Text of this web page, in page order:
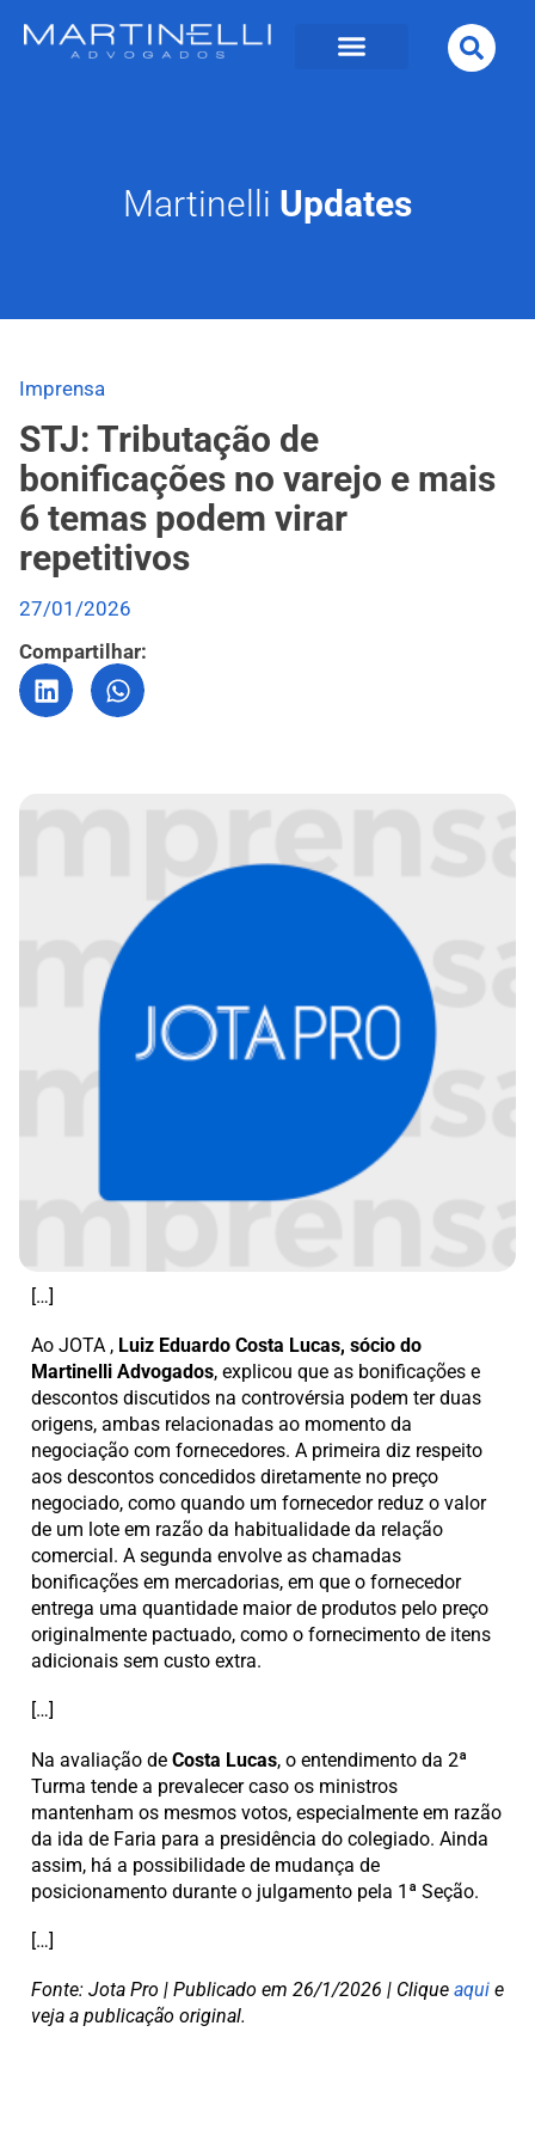
Martinelli Updates
Imprensa
STJ: Tributação de
bonificações no varejo e mais
6 temas podem virar
repetitivos
27/01/2026
Compartilhar:
[…]
Ao JOTA , Luiz Eduardo Costa Lucas, sócio do
Martinelli Advogados, explicou que as bonificações e
descontos discutidos na controvérsia podem ter duas
origens, ambas relacionadas ao momento da
negociação com fornecedores. A primeira diz respeito
aos descontos concedidos diretamente no preço
negociado, como quando um fornecedor reduz o valor
de um lote em razão da habitualidade da relação
comercial. A segunda envolve as chamadas
bonificações em mercadorias, em que o fornecedor
entrega uma quantidade maior de produtos pelo preço
originalmente pactuado, como o fornecimento de itens
adicionais sem custo extra.
[…]
Na avaliação de Costa Lucas, o entendimento da 2ª
Turma tende a prevalecer caso os ministros
mantenham os mesmos votos, especialmente em razão
da ida de Faria para a presidência do colegiado. Ainda
assim, há a possibilidade de mudança de
posicionamento durante o julgamento pela 1ª Seção.
[…]
Fonte: Jota Pro | Publicado em 26/1/2026 | Clique aqui e
veja a publicação original.